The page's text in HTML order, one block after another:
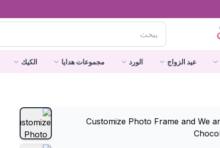
عيد الزواج الورد مجموعات هدايا الكيك